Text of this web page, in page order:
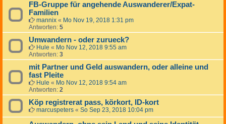
FB-Gruppe für angehende Auswanderer/Expat-
Familien
mannix « Mo Nov 19, 2018 1:31 pm
Antworten: 5
Umwandern - oder zurueck?
Hule « Mo Nov 12, 2018 9:55 am
Antworten: 3
mit Partner und Geld auswandern, oder alleine und
fast Pleite
Hule « Mo Nov 12, 2018 9:54 am
Antworten: 2
Köp registrerat pass, körkort, ID-kort
marcuspeters « So Sep 23, 2018 10:04 pm